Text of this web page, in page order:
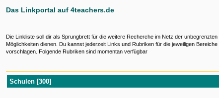
Das Linkportal auf 4teachers.de
Die Linkliste soll dir als Sprungbrett für die weitere Recherche im Netz der unbegrenzten
Möglichkeiten dienen. Du kannst jederzeit Links und Rubriken für die jeweiligen Bereiche
vorschlagen. Folgende Rubriken sind momentan verfügbar
Schulen [300]